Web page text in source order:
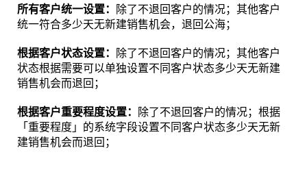
所有客户统一设置： 除了不退回客户的情况；其他客户
统一符合多少天无新建销售机会，退回公海；
根据客户状态设置： 除了不退回客户的情况；其他客户
状态根据需要可以单独设置不同客户状态多少天无新建
销售机会而退回；
根据客户重要程度设置： 除了不退回客户的情况；根据
「重要程度」的系统字段设置不同客户状态多少天无新
建销售机会而退回；